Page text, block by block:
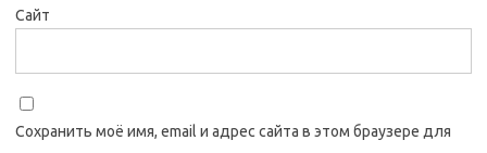
Сайт
Сохранить моё имя, email и адрес сайта в этом браузере для